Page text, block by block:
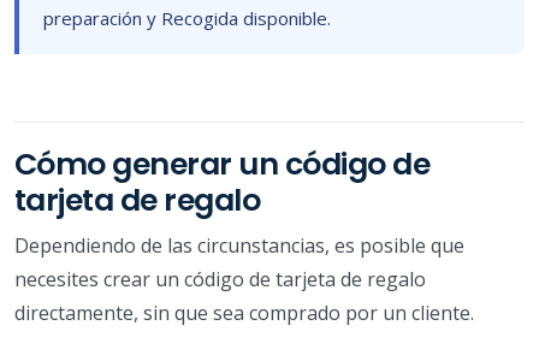
preparación y Recogida disponible.
Cómo generar un código de
tarjeta de regalo
Dependiendo de las circunstancias, es posible que
necesites crear un código de tarjeta de regalo
directamente, sin que sea comprado por un cliente.